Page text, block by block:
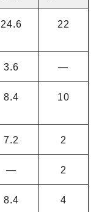
24.6 22
3.6 —
8.4 10
7.2 2
— 2
8.4 4